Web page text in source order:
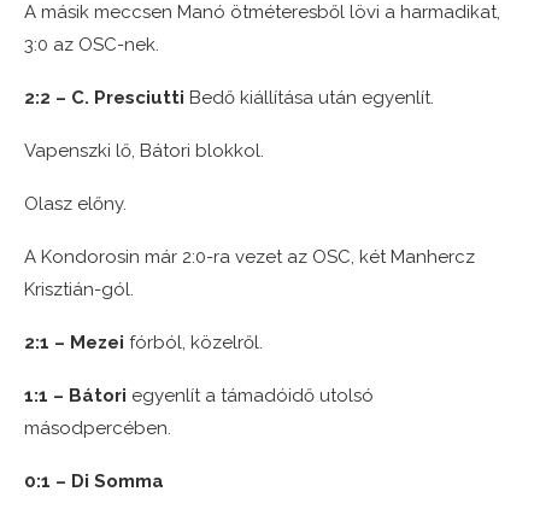
A másik meccsen Manó ötméteresből lövi a harmadikat,
3:0 az OSC-nek.
2:2 – C. Presciutti Bedő kiállítása után egyenlít.
Vapenszki lő, Bátori blokkol.
Olasz előny.
A Kondorosin már 2:0-ra vezet az OSC, két Manhercz
Krisztián-gól.
2:1 – Mezei fórból, közelről.
1:1 – Bátori egyenlít a támadóidő utolsó
másodpercében.
0:1 – Di Somma